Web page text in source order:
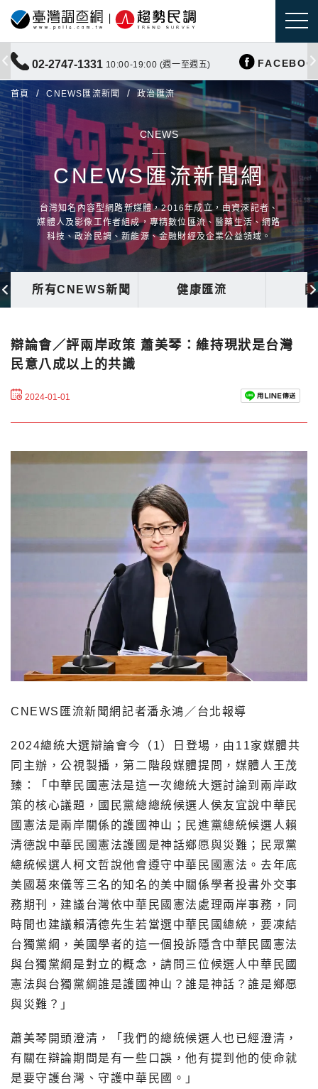
02-2747-1331 10:00-19:00 (週一至週五)
首頁 CNEWS匯流新聞 政治匯流
CNEWS
CNEWS匯流新聞網
台灣知名內容型網路新媒體，2016年成立，由資深記者、
媒體人及影像工作者組成，專精數位匯流、醫藥生活、網路
科技、政治民調、新能源、金融財經及企業公益領域。
所有CNEWS新聞 健康匯流
辯論會／評兩岸政策 蕭美琴：維持現狀是台灣
民意八成以上的共識
2024-01-01
CNEWS匯流新聞網記者潘永鴻／台北報導
2024總統大選辯論會今（1）日登場，由11家媒體共
同主辦，公視製播，第二階段媒體提問，媒體人王茂
臻：「中華民國憲法是這一次總統大選討論到兩岸政
策的核心議題，國民黨總總統候選人侯友宜說中華民
國憲法是兩岸關係的護國神山；民進黨總統候選人賴
清德說中華民國憲法護國是神話鄉愿與災難；民眾黨
總統候選人柯文哲說他會遵守中華民國憲法。去年底
美國葛來儀等三名的知名的美中關係學者投書外交事
務期刊，建議台灣依中華民國憲法處理兩岸事務，同
時間也建議賴清德先生若當選中華民國總統，要凍結
台獨黨綱，美國學者的這一個投訴隱含中華民國憲法
與台獨黨綱是對立的概念，請問三位候選人中華民國
憲法與台獨黨綱誰是護國神山？誰是神話？誰是鄉愿
與災難？」
蕭美琴開頭澄清，「我們的總統候選人也已經澄清，
有關在辯論期間是有一些口誤，他有提到他的使命就
是要守護台灣、守護中華民國。」